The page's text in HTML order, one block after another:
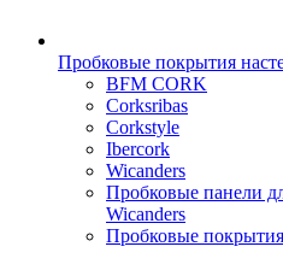
Пробковые покрытия
BFM CORK
Corksribas
Corkstyle
Ibercork
Wicanders
Пробковые панели
Wicanders
Пробковые